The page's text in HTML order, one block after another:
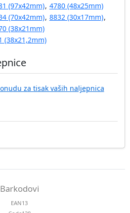
(97x42mm), 4780 (48x25mm)
(70x42mm), 8832 (30x17mm),
(38x21mm)
(38x21,2mm)
za tisak vaših naljepnica
Barkodovi
EAN13